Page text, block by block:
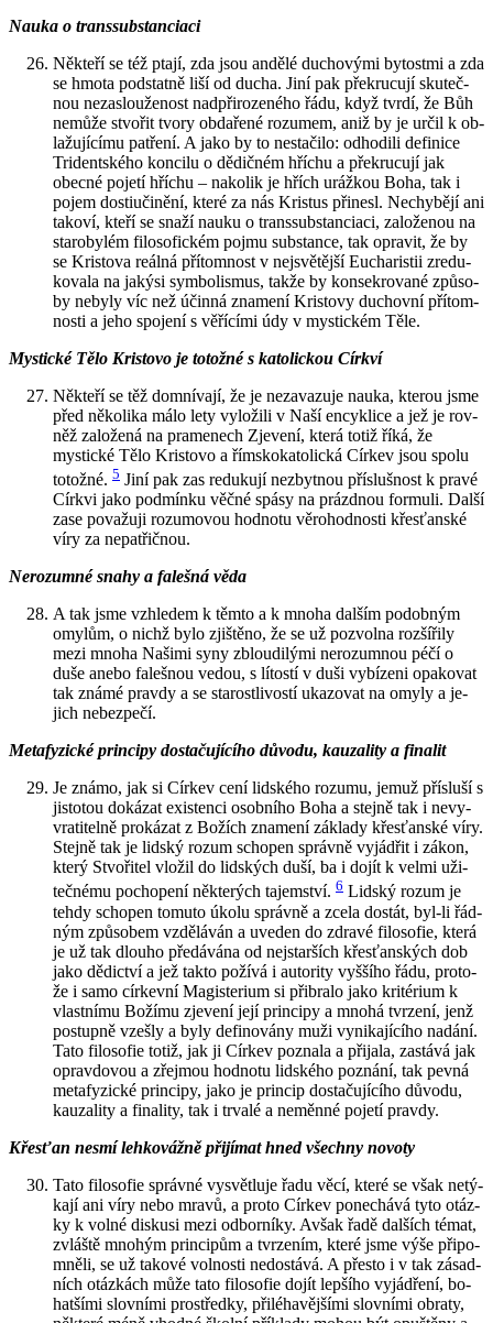
Nauka o transsub­stan­ci­a­ci
Ně­kte­ří se též ptají, zda jsou an­dě­lé du­cho­vý­mi by­tost­mi a zda
se hmota pod­stat­ně liší od ducha. Jiní pak pře­kru­cu­jí sku­teč­
nou ne­za­slou­že­nost nad­při­ro­ze­né­ho řádu, když tvrdí, že Bůh
ne­mů­že stvo­řit tvory ob­da­ře­né ro­zu­mem, aniž by je určil k ob­
la­žu­jí­cí­mu pa­t­ře­ní. A jako by to ne­sta­či­lo: od­ho­di­li de­fi­ni­ce
Tri­dent­ské­ho kon­ci­lu o dě­dič­ném hří­chu a pře­kru­cu­jí jak
obec­né po­je­tí hří­chu – na­ko­lik je hřích uráž­kou Boha, tak i
pojem do­stiu­či­ně­ní, které za nás Kris­tus při­ne­sl. Ne­chy­bě­jí ani
ta­ko­ví, kteří se snaží nauku o transsub­stan­ci­a­ci, za­lo­že­nou na
sta­ro­by­lém fi­lo­so­fic­kém pojmu sub­stan­ce, tak opra­vit, že by
se Kris­to­va re­ál­ná pří­tom­nost v nej­svě­těj­ší Eu­cha­ris­tii zre­du­
ko­va­la na ja­ký­si sym­bo­lis­mus, takže by kon­se­kro­va­né způ­so­
by ne­by­ly víc než účin­ná zna­me­ní Kris­to­vy du­chov­ní pří­tom­
nos­ti a jeho spo­je­ní s vě­ří­cí­mi údy v mystic­kém Těle.
Mystic­ké Tělo Kris­to­vo je to­tož­né s ka­to­lic­kou Církví
Ně­kte­ří se těž do­mní­va­jí, že je ne­za­va­zu­je nauka, kte­rou jsme
před ně­ko­li­ka málo lety vy­lo­ži­li v Naší en­cyk­li­ce a jež je rov­
něž za­lo­že­ná na pra­me­nech Zje­ve­ní, která totiž říká, že
mystic­ké Tělo Kris­to­vo a řím­sko­ka­to­lic­ká Cír­kev jsou spolu
to­tož­né. 5 Jiní pak zas re­du­ku­jí ne­zbyt­nou pří­sluš­nost k pravé
Církvi jako pod­mín­ku věčné spásy na prázd­nou for­mu­li. Další
zase po­va­žu­ji ro­zu­mo­vou hod­no­tu vě­ro­hod­nos­ti křes­ťan­ské
víry za ne­pa­t­řič­nou.
Ne­ro­zum­né snahy a fa­leš­ná věda
A tak jsme vzhle­dem k těmto a k mnoha dal­ším po­dob­ným
omy­lům, o nichž bylo zjiš­tě­no, že se už po­zvol­na roz­ší­ři­ly
mezi mnoha Na­ši­mi syny zblou­di­lý­mi ne­ro­zum­nou péčí o
duše anebo fa­leš­nou vedou, s lí­tos­tí v duši vy­bí­ze­ni opa­ko­vat
tak známé prav­dy a se sta­rost­li­vos­tí uka­zo­vat na omyly a je­
jich ne­bez­pe­čí.
Me­ta­fy­zic­ké prin­ci­py do­sta­ču­jí­cí­ho dů­vo­du, kauza­li­ty a fi­na­lit
Je známo, jak si Cír­kev cení lid­ské­ho ro­zu­mu, jemuž pří­slu­ší s
jis­to­tou do­ká­zat exis­ten­ci osob­ní­ho Boha a stej­ně tak i ne­vy­
vra­ti­tel­ně pro­ká­zat z Bo­žích zna­me­ní zá­kla­dy křes­ťan­ské víry.
Stej­ně tak je lid­ský rozum scho­pen správ­ně vy­já­d­řit i zákon,
který Stvo­ři­tel vlo­žil do lid­ských duší, ba i dojít k velmi uži­
teč­né­mu po­cho­pe­ní ně­kte­rých ta­jem­ství. 6 Lid­ský rozum je
tehdy scho­pen to­mu­to úkolu správ­ně a zcela do­stát, byl-li řád­
ným způ­so­bem vzdě­lá­ván a uve­den do zdra­vé fi­lo­so­fie, která
je už tak dlou­ho pře­dá­vá­na od nej­star­ších křes­ťan­ských dob
jako dě­dic­tví a jež takto po­ží­vá i au­to­ri­ty vyš­ší­ho řádu, pro­to­
že i samo cír­kev­ní Magis­te­ri­um si při­bra­lo jako kri­té­ri­um k
vlast­ní­mu Bo­ží­mu zje­ve­ní její prin­ci­py a mnohá tvr­ze­ní, jenž
po­stup­ně vze­šly a byly de­fi­no­vá­ny muži vy­ni­ka­jí­cí­ho na­dá­ní.
Tato fi­lo­so­fie totiž, jak ji Cír­kev po­zna­la a při­ja­la, za­stá­vá jak
oprav­do­vou a zřej­mou hod­no­tu lid­ské­ho po­zná­ní, tak pevná
me­ta­fy­zic­ké prin­ci­py, jako je prin­cip do­sta­ču­jí­cí­ho dů­vo­du,
kauza­li­ty a fi­na­li­ty, tak i tr­va­lé a ne­měn­né po­je­tí prav­dy.
Křes­ťan nesmí leh­ko­váž­ně při­jí­mat hned všech­ny no­vo­ty
Tato fi­lo­so­fie správ­né vy­svět­lu­je řadu věcí, které se však ne­tý­
ka­jí ani víry nebo mravů, a proto Cír­kev po­ne­chá­vá tyto otáz­
ky k volné dis­ku­si mezi od­bor­ní­ky. Avšak řadě dal­ších témat,
zvláš­tě mno­hým prin­ci­pům a tvr­ze­ním, které jsme výše při­po­
mně­li, se už ta­ko­vé vol­nos­ti ne­do­stá­vá. A přes­to i v tak zá­sad­
ních otáz­kách může tato fi­lo­so­fie dojít lep­ší­ho vy­já­d­ře­ní, bo­
hat­ší­mi slov­ní­mi pro­střed­ky, při­lé­ha­věj­ší­mi slov­ní­mi ob­ra­ty,